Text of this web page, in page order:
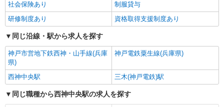
社会保険あり
制服貸与
研修制度あり
資格取得支援制度あり
同じ沿線・駅から求人を探す
神戸市営地下鉄西神・山手線(兵庫
県)
神戸電鉄粟生線(兵庫県)
西神中央駅 三木(神戸電鉄)駅
同じ職種から西神中央駅の求人を探す